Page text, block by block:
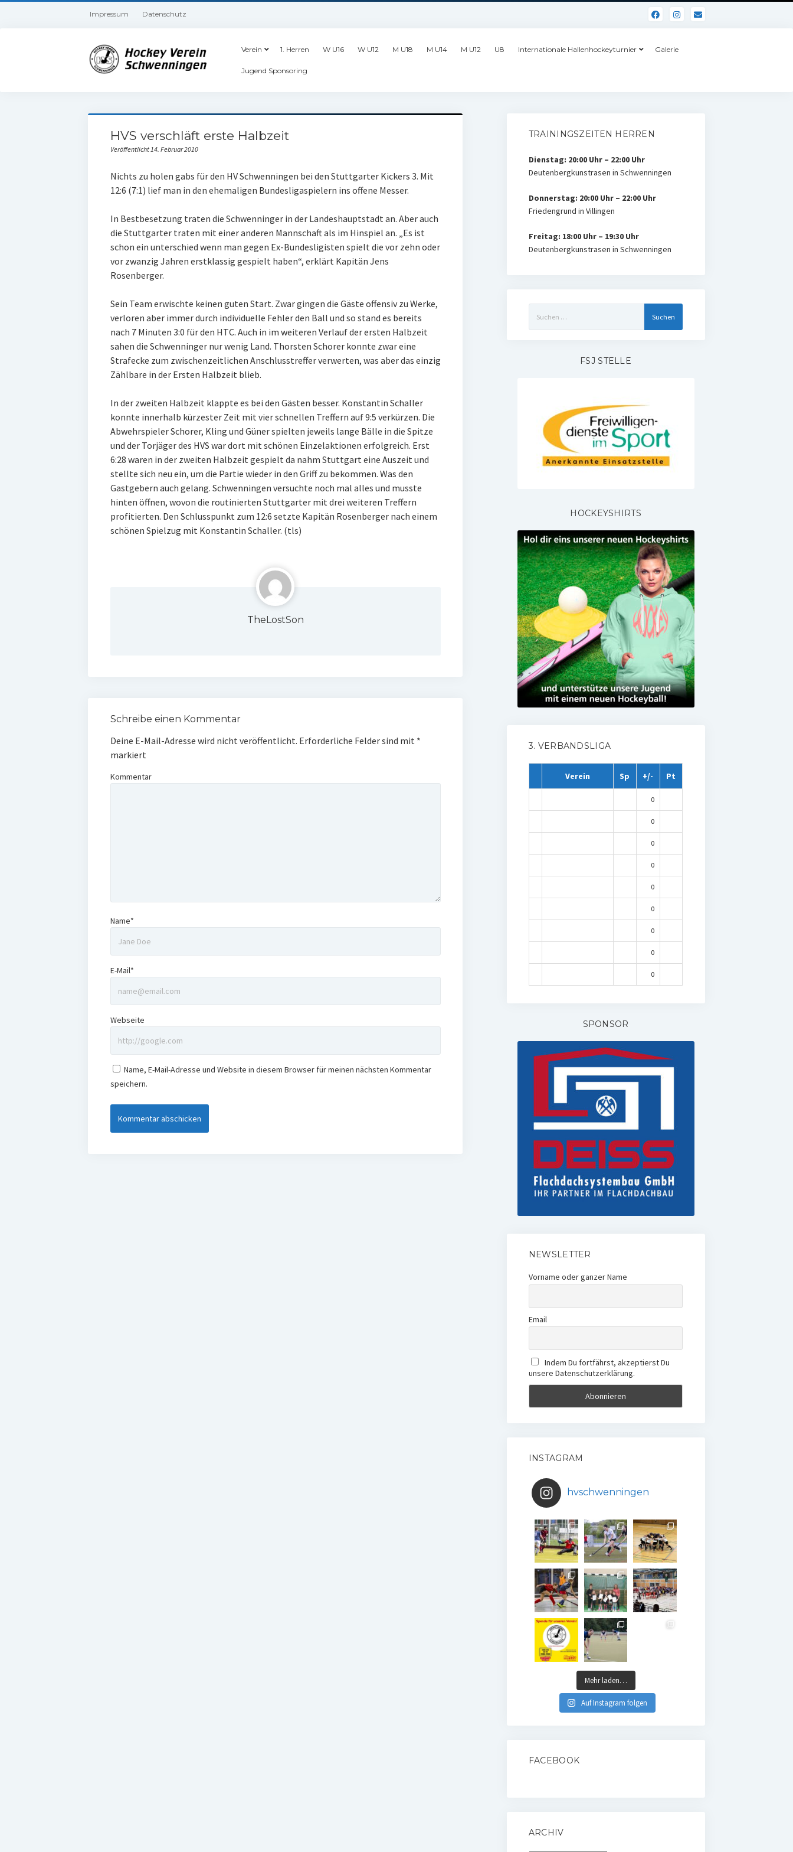
Impressum Datenschutz
Verein 1. Herren W U16 W U12 M U18 M U14 M U12 U8 Internationale Hallenhockeyturnier Galerie
Jugend Sponsoring
HVS verschläft erste Halbzeit
Veröffentlicht 14. Februar 2010
Nichts zu holen gabs für den HV Schwenningen bei den Stuttgarter Kickers 3. Mit
12:6 (7:1) lief man in den ehemaligen Bundesligaspielern ins offene Messer.
In Bestbesetzung traten die Schwenninger in der Landeshauptstadt an. Aber auch
die Stuttgarter traten mit einer anderen Mannschaft als im Hinspiel an. „Es ist
schon ein unterschied wenn man gegen Ex-Bundesligisten spielt die vor zehn oder
vor zwanzig Jahren erstklassig gespielt haben“, erklärt Kapitän Jens
Rosenberger.
Sein Team erwischte keinen guten Start. Zwar gingen die Gäste offensiv zu Werke,
verloren aber immer durch individuelle Fehler den Ball und so stand es bereits
nach 7 Minuten 3:0 für den HTC. Auch in im weiteren Verlauf der ersten Halbzeit
sahen die Schwenninger nur wenig Land. Thorsten Schorer konnte zwar eine
Strafecke zum zwischenzeitlichen Anschlusstreffer verwerten, was aber das einzig
Zählbare in der Ersten Halbzeit blieb.
In der zweiten Halbzeit klappte es bei den Gästen besser. Konstantin Schaller
konnte innerhalb kürzester Zeit mit vier schnellen Treffern auf 9:5 verkürzen. Die
Abwehrspieler Schorer, Kling und Güner spielten jeweils lange Bälle in die Spitze
und der Torjäger des HVS war dort mit schönen Einzelaktionen erfolgreich. Erst
6:28 waren in der zweiten Halbzeit gespielt da nahm Stuttgart eine Auszeit und
stellte sich neu ein, um die Partie wieder in den Griff zu bekommen. Was den
Gastgebern auch gelang. Schwenningen versuchte noch mal alles und musste
hinten öffnen, wovon die routinierten Stuttgarter mit drei weiteren Treffern
profitierten. Den Schlusspunkt zum 12:6 setzte Kapitän Rosenberger nach einem
schönen Spielzug mit Konstantin Schaller. (tls)
TheLostSon
Schreibe einen Kommentar
Deine E-Mail-Adresse wird nicht veröffentlicht. Erforderliche Felder sind mit *
markiert
Kommentar
Name*
E-Mail*
Webseite
Name, E-Mail-Adresse und Website in diesem Browser für meinen nächsten Kommentar
speichern.
TRAININGSZEITEN HERREN
Dienstag: 20:00 Uhr – 22:00 Uhr
Deutenbergkunstrasen in Schwenningen
Donnerstag: 20:00 Uhr – 22:00 Uhr
Friedengrund in Villingen
Freitag: 18:00 Uhr – 19:30 Uhr
Deutenbergkunstrasen in Schwenningen
nach:
FSJ STELLE
HOCKEYSHIRTS
3. VERBANDSLIGA
Verein Sp +/- Pt
0
0
0
0
0
0
0
0
0
SPONSOR
NEWSLETTER
Vorname oder ganzer Name
Email
Indem Du fortfährst, akzeptierst Du
unsere Datenschutzerklärung.
INSTAGRAM
hvschwenningen
Mehr laden…
Auf Instagram folgen
FACEBOOK
ARCHIV